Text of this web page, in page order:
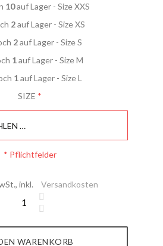
10auf Lager - Size XXS
2auf Lager - Size XS
2auf Lager - Size S
1auf Lager - Size M
1auf Lager - Size L
SIZE
* Pflichtfelder
, inkl. Versandkosten
WARENKORB